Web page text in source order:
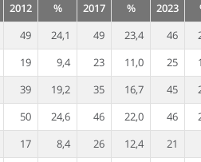
2012 % 2017 % 2023
49 24,1 49 23,4 46
19 9,4 23 11,0 25
39 19,2 35 16,7 45
50 24,6 46 22,0 46
17 8,4 26 12,4 21